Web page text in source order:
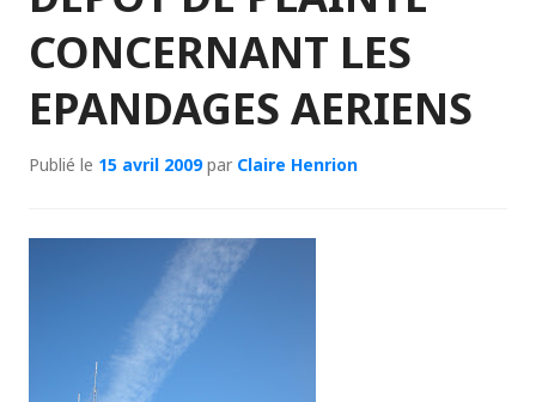
CONCERNANT LES
EPANDAGES AERIENS
Publié le 15 avril 2009par Claire Henrion